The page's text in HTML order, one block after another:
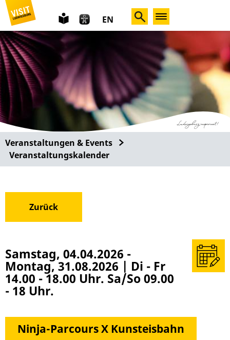
leichte
Sprache
EN
Veranstaltungen & Events
Veranstaltungskalender
Zurück
Termin
meinen
Samstag, 04.04.2026 -
Montag, 31.08.2026 | Di - Fr
14.00 - 18.00 Uhr. Sa/So 09.00
- 18 Uhr.
Ninja-Parcours X Kunsteisbahn